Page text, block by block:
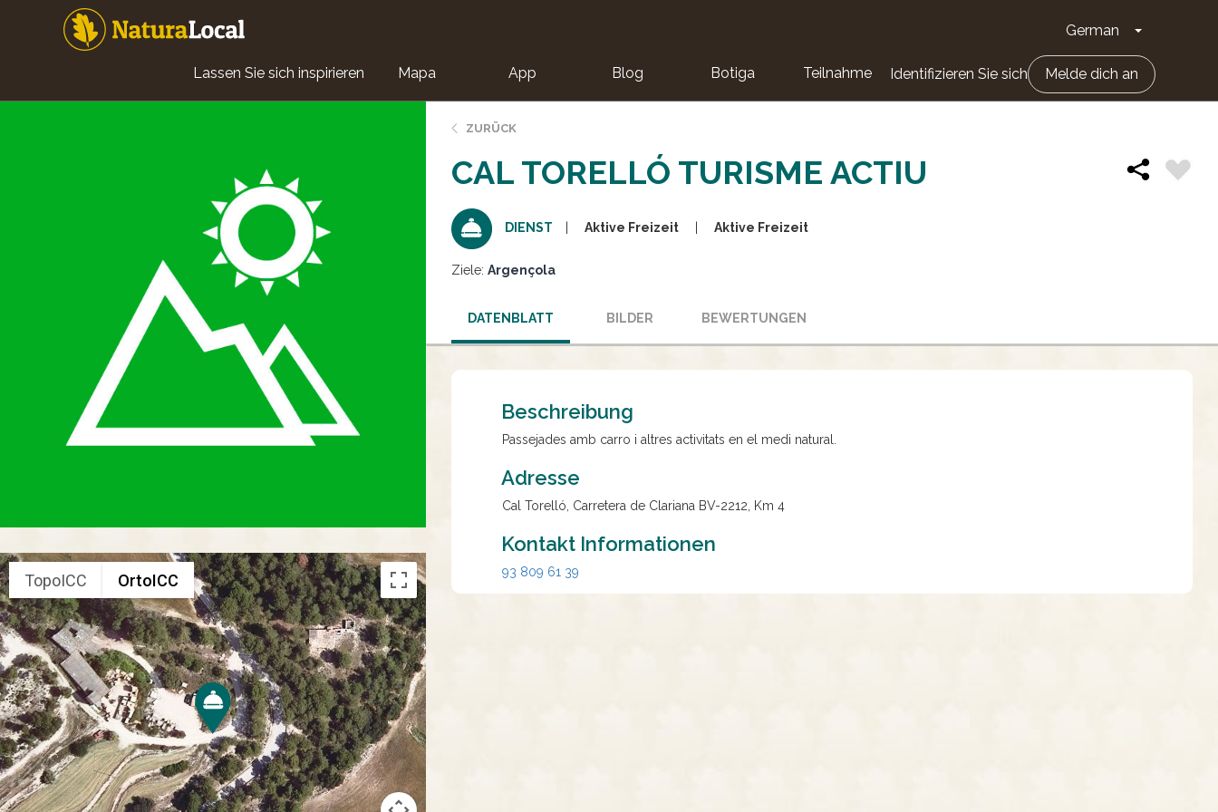
German Dropdown-
Main
navigation
Lassen Sie sich inspirieren Mapa App Blog Botiga Teilnahme Identifizieren Sie sich Melde dich an
TopoICC OrtoICC
ZURÜCK
CAL TORELLÓ TURISME ACTIU
DIENST Aktive Freizeit Aktive Freizeit
Ziele: Argençola
DATENBLATT BILDER BEWERTUNGEN
Beschreibung
Passejades amb carro i altres activitats en el medi natural.
Adresse
Cal Torelló, Carretera de Clariana BV-2212, Km 4
Kontakt Informationen
93 809 61 39